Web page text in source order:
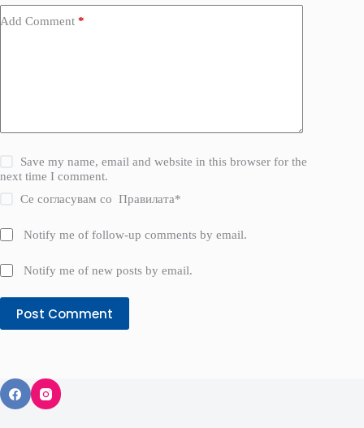
Add Comment *
Save my name, email and website in this browser for the
next time I comment.
Се согласувам соПравилата*
Notify me of follow-up comments by email.
Notify me of new posts by email.
Post Comment